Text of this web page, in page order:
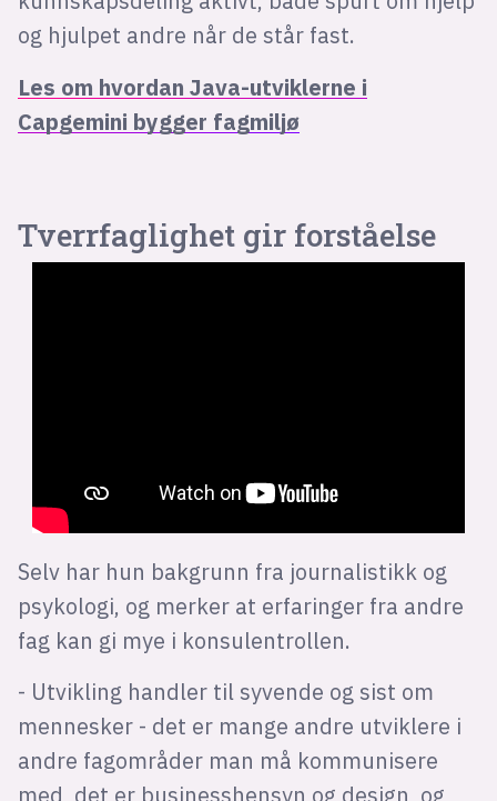
og hjulpet andre når de står fast.
Les om hvordan Java-utviklerne i
Capgemini bygger fagmiljø
Tverrfaglighet gir forståelse
Selv har hun bakgrunn fra journalistikk og
psykologi, og merker at erfaringer fra andre
fag kan gi mye i konsulentrollen.
- Utvikling handler til syvende og sist om
mennesker - det er mange andre utviklere i
andre fagområder man må kommunisere
med, det er businesshensyn og design, og